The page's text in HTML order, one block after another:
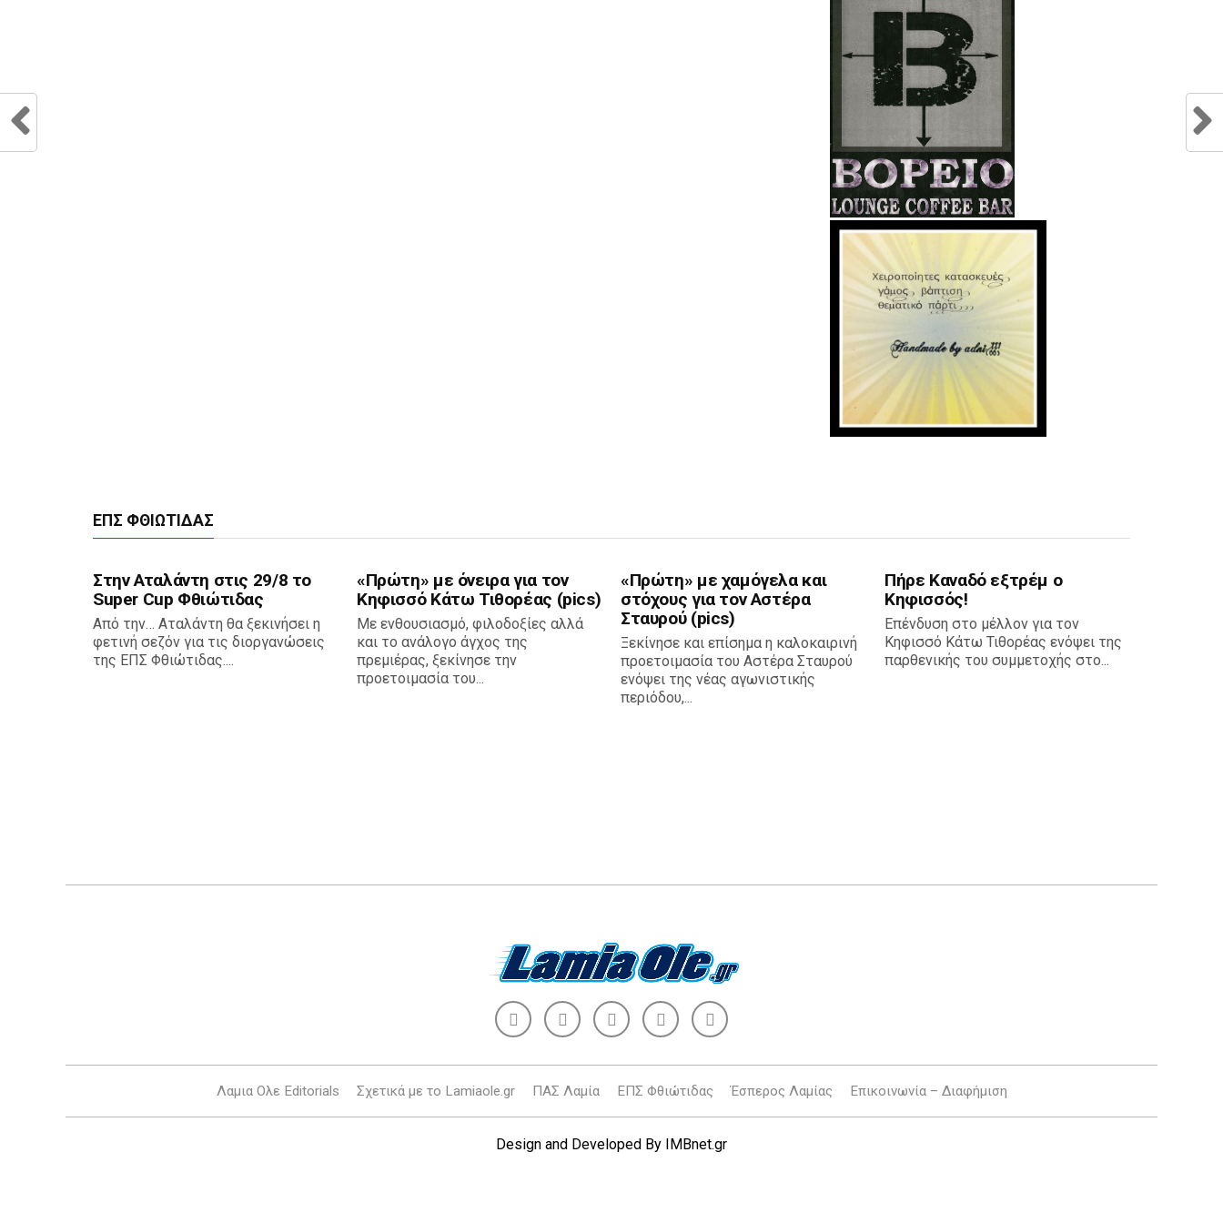
ΕΠΣ ΦΘΙΏΤΙΔΑΣ
Στην Αταλάντη στις 29/8 το
Super Cup Φθιώτιδας
Από την… Αταλάντη θα ξεκινήσει η
φετινή σεζόν για τις διοργανώσεις
της ΕΠΣ Φθιώτιδας....
«Πρώτη» με όνειρα για τον
Κηφισσό Κάτω Τιθορέας (pics)
Με ενθουσιασμό, φιλοδοξίες αλλά
και το ανάλογο άγχος της
πρεμιέρας, ξεκίνησε την
προετοιμασία του...
«Πρώτη» με χαμόγελα και
στόχους για τον Αστέρα
Σταυρού (pics)
Ξεκίνησε και επίσημα η καλοκαιρινή
προετοιμασία του Αστέρα Σταυρού
ενόψει της νέας αγωνιστικής
περιόδου,...
Πήρε Καναδό εξτρέμ ο
Κηφισσός!
Επένδυση στο μέλλον για τον
Κηφισσό Κάτω Τιθορέας ενόψει της
παρθενικής του συμμετοχής στο...
Λαμια Ολε Editorials Σχετικά με το Lamiaole.gr ΠΑΣ Λαμία ΕΠΣ Φθιώτιδας Έσπερος Λαμίας Επικοινωνία – Διαφήμιση
Design and Developed By IMBnet.gr